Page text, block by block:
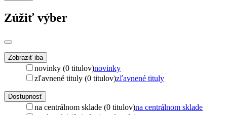
Zúžiť výber
Zobraziť iba
novinky (0 titulov)novinky
zľavnené tituly (0 titulov)zľavnené tituly
Dostupnosť
na centrálnom sklade (0 titulov)na centrálnom sklade